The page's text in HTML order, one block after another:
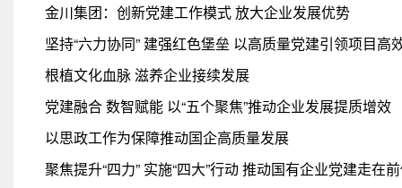
金川集团：创新党建工作模式 放大企业发展优势
坚持“六力协同” 建强红色堡垒 以高质量党建引领项目高
根植文化血脉 滋养企业接续发展
党建融合 数智赋能 以“五个聚焦”推动企业发展提质增效
以思政工作为保障推动国企高质量发展
聚焦提升“四力” 实施“四大”行动 推动国有企业党建走在